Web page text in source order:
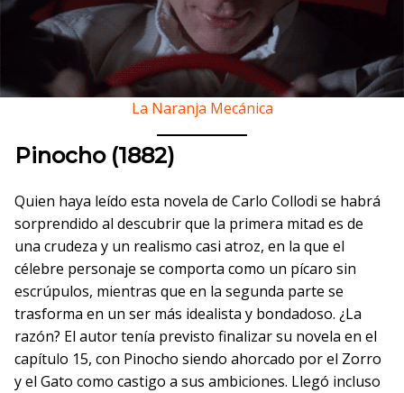
La Naranja Mecánica
Pinocho (1882)
Quien haya leído esta novela de Carlo Collodi se habrá
sorprendido al descubrir que la primera mitad es de
una crudeza y un realismo casi atroz, en la que el
célebre personaje se comporta como un pícaro sin
escrúpulos, mientras que en la segunda parte se
trasforma en un ser más idealista y bondadoso. ¿La
razón? El autor tenía previsto finalizar su novela en el
capítulo 15, con Pinocho siendo ahorcado por el Zorro
y el Gato como castigo a sus ambiciones. Llegó incluso